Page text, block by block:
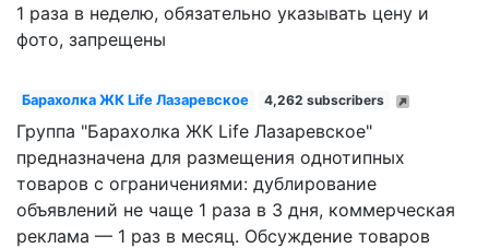
1 раза в неделю, обязательно указывать цену и
фото, запрещены
Барахолка ЖК Life Лазаревское 4,262 subscribers
Группа "Барахолка ЖК Life Лазаревское"
предназначена для размещения однотипных
товаров с ограничениями: дублирование
объявлений не чаще 1 раза в 3 дня, коммерческая
реклама — 1 раз в месяц. Обсуждение товаров